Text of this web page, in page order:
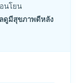
นโยน
ดูมีสุขภาพดีหลัง